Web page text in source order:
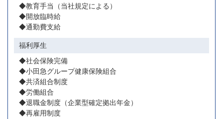
◆教育手当（当社規定による）
◆開放臨時給
◆通勤費支給
福利厚生
◆社会保険完備
◆小田急グループ健康保険組合
◆共済組合制度
◆労働組合
◆退職金制度（企業型確定拠出年金）
◆再雇用制度